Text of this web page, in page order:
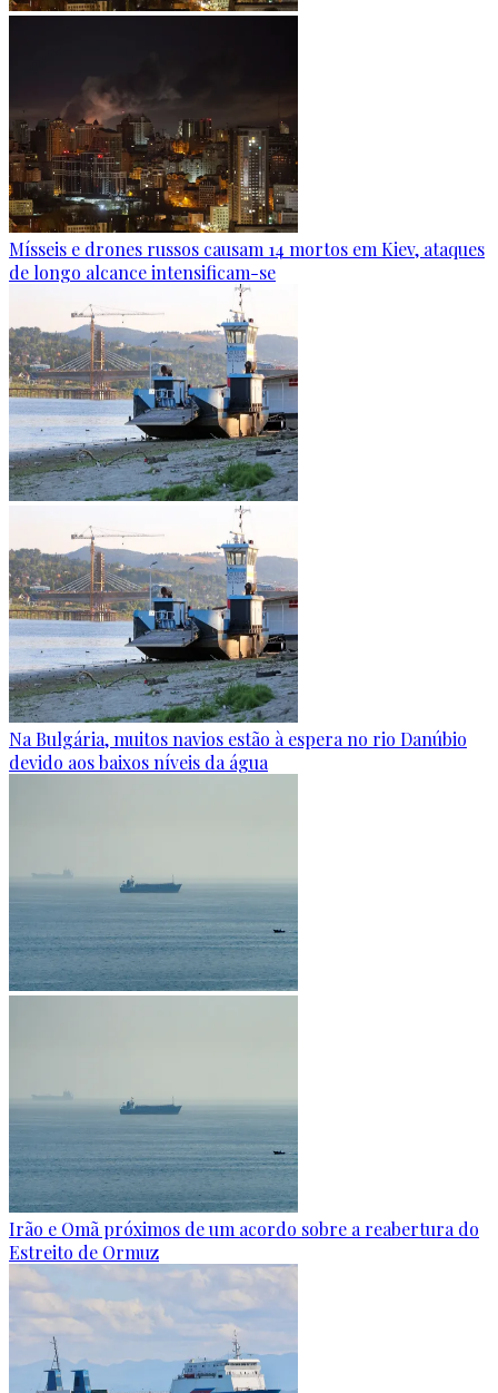
Mísseis e drones russos causam 14 mortos em Kiev, ataques
de longo alcance intensificam-se
Na Bulgária, muitos navios estão à espera no rio Danúbio
devido aos baixos níveis da água
Irão e Omã próximos de um acordo sobre a reabertura do
Estreito de Ormuz